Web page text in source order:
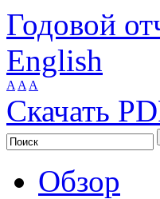
Годовой
English
A A A
Скачать
Обзор